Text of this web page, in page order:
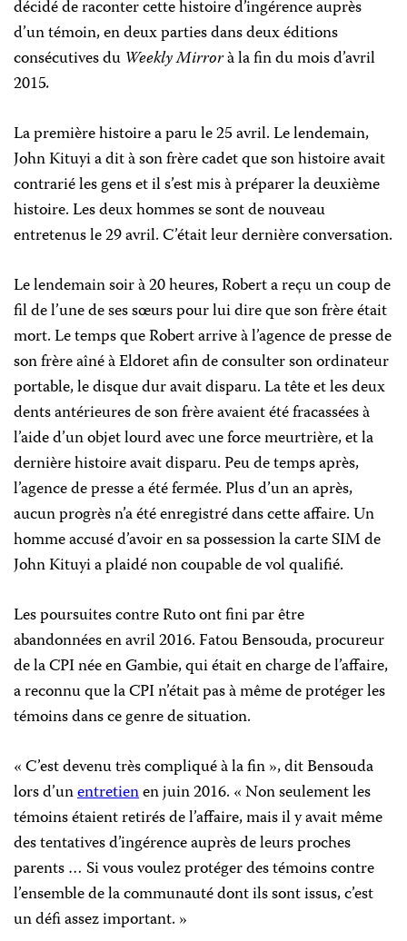
décidé de raconter cette histoire d’ingérence auprès
d’un témoin, en deux parties dans deux éditions
consécutives du Weekly Mirrorà la fin du mois d’avril
2015.
La première histoire a paru le 25 avril. Le lendemain,
John Kituyi a dit à son frère cadet que son histoire avait
contrarié les gens et il s’est mis à préparer la deuxième
histoire. Les deux hommes se sont de nouveau
entretenus le 29 avril. C’était leur dernière conversation.
Le lendemain soir à 20 heures, Robert a reçu un coup de
fil de l’une de ses sœurs pour lui dire que son frère était
mort. Le temps que Robert arrive à l’agence de presse de
son frère aîné à Eldoret afin de consulter son ordinateur
portable, le disque dur avait disparu. La tête et les deux
dents antérieures de son frère avaient été fracassées à
l’aide d’un objet lourd avec une force meurtrière, et la
dernière histoire avait disparu. Peu de temps après,
l’agence de presse a été fermée. Plus d’un an après,
aucun progrès n’a été enregistré dans cette affaire. Un
homme accusé d’avoir en sa possession la carte SIM de
John Kituyi a plaidé non coupable de vol qualifié.
Les poursuites contre Ruto ont fini par être
abandonnées en avril 2016. Fatou Bensouda, procureur
de la CPI née en Gambie, qui était en charge de l’affaire,
a reconnu que la CPI n’était pas à même de protéger les
témoins dans ce genre de situation.
« C’est devenu très compliqué à la fin », dit Bensouda
lors d’unentretienen juin 2016. « Non seulement les
témoins étaient retirés de l’affaire, mais il y avait même
des tentatives d’ingérence auprès de leurs proches
parents … Si vous voulez protéger des témoins contre
l’ensemble de la communauté dont ils sont issus, c’est
un défi assez important. »